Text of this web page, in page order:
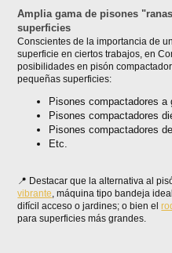
Amplia gama de pisones
superficies
Conscientes de la importancia de
superficie en ciertos trabajos, en
posibilidades en pisón
pequeñas superficies:
Pisones compactadores a
Pisones compactadores
Pisones compactadores
Etc.
Destacar que la alternativa al
vibrante, máquina tipo bandeja
difícil acceso o jardines; o bien el
para superficies más grandes.